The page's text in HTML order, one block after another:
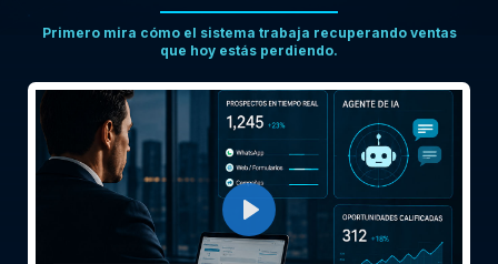
Primero mira cómo el sistema trabaja recuperando ventas
que hoy estás perdiendo.